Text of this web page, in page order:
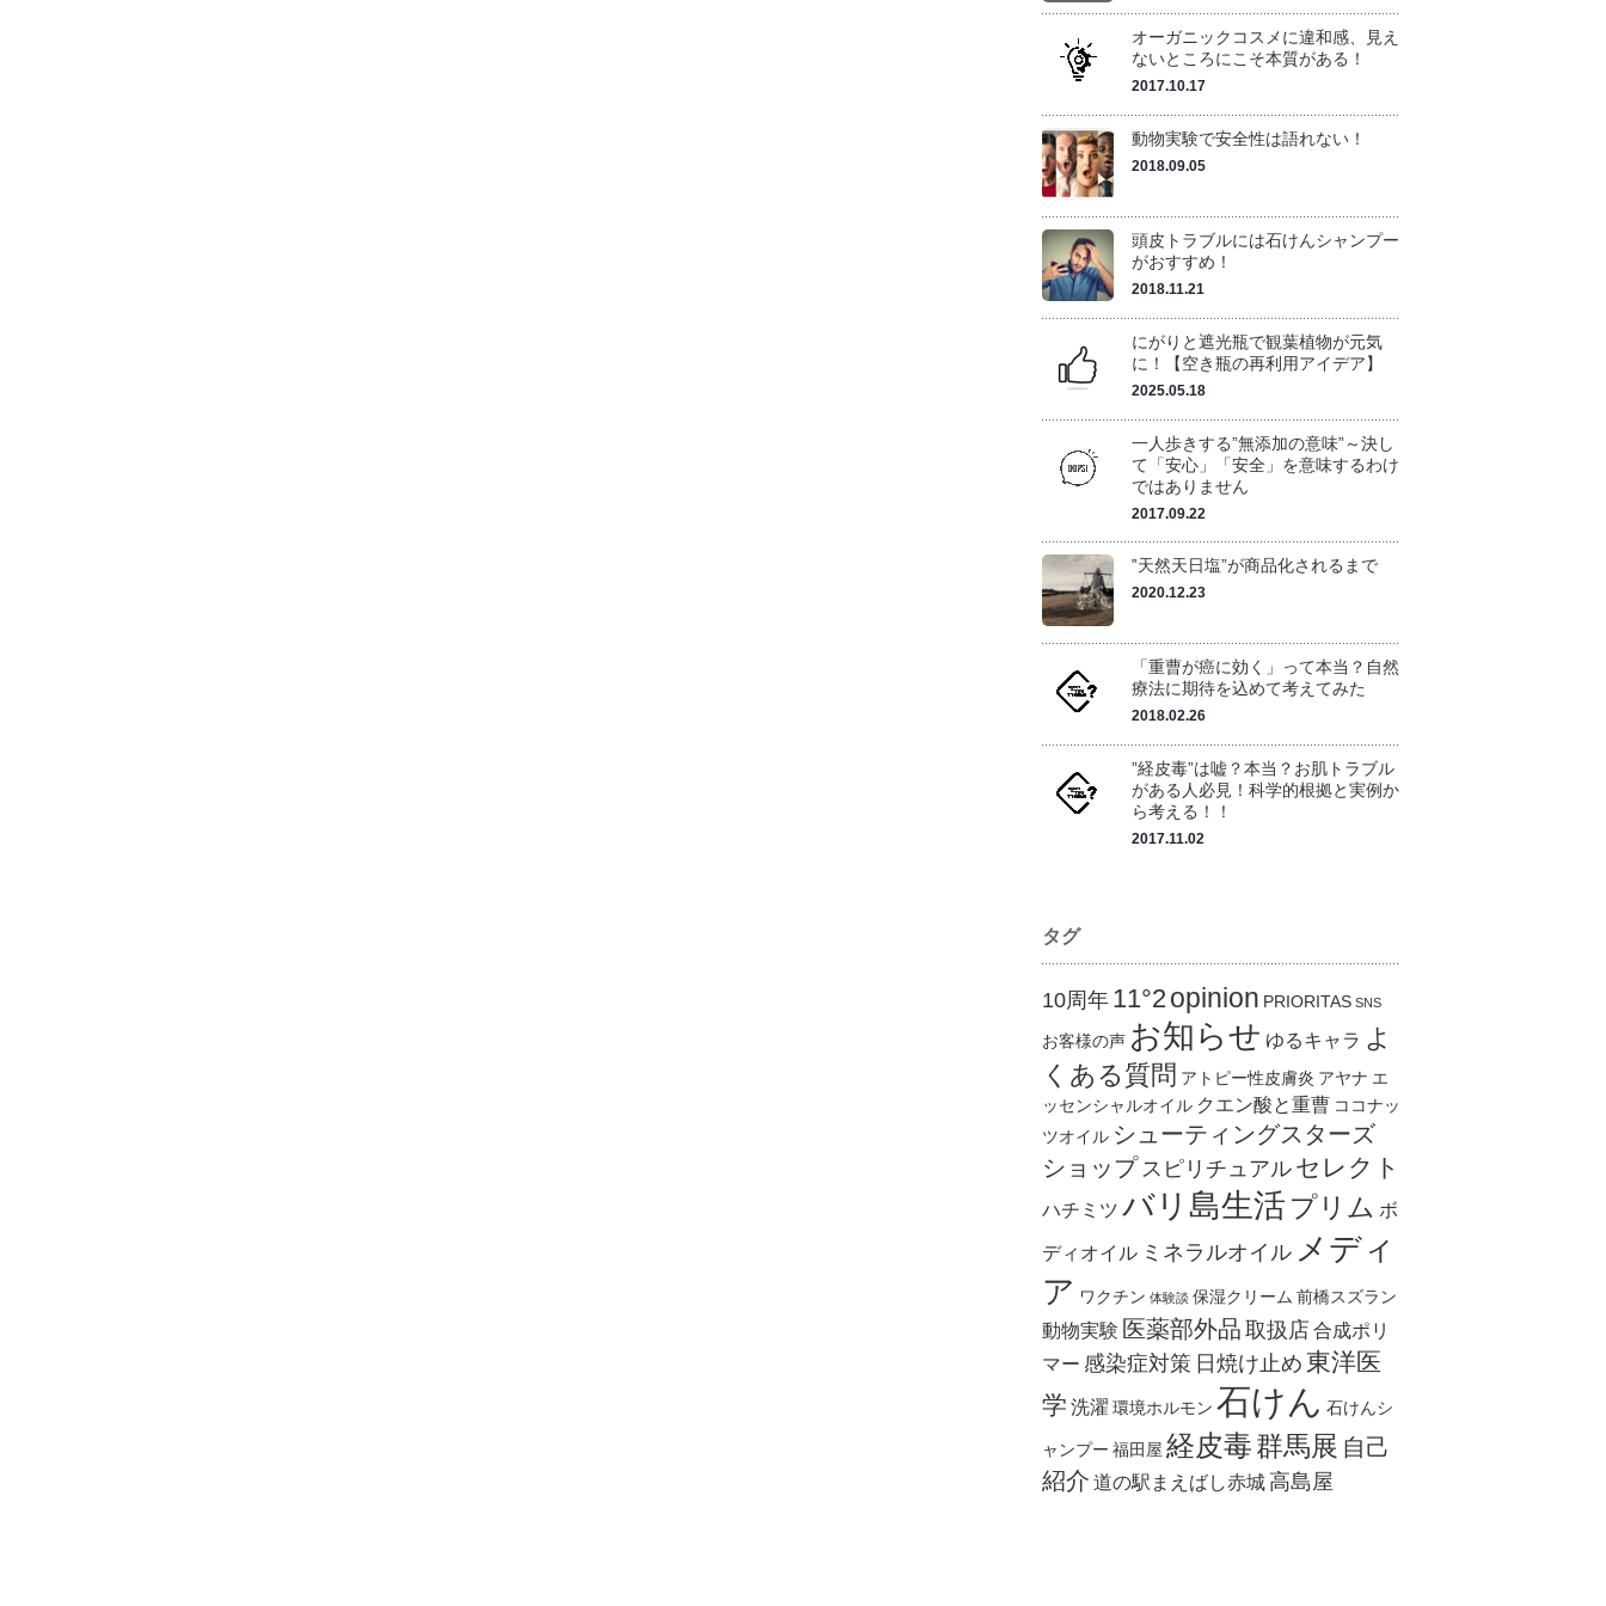
オーガニックコスメに違和感、見え
ないところにこそ本質がある！
2017.10.17
動物実験で安全性は語れない！
2018.09.05
頭皮トラブルには石けんシャンプー
がおすすめ！
2018.11.21
にがりと遮光瓶で観葉植物が元気
に！【空き瓶の再利用アイデア】
2025.05.18
一人歩きする”無添加の意味”～決し
て「安心」「安全」を意味するわけ
ではありません
2017.09.22
‟天然天日塩”が商品化されるまで
2020.12.23
「重曹が癌に効く」って本当？自然
療法に期待を込めて考えてみた
2018.02.26
”経皮毒”は嘘？本当？お肌トラブル
がある人必見！科学的根拠と実例か
ら考える！！
2017.11.02
タグ
10周年 11°2opinion PRIORITAS SNS
お客様の声 お知らせ ゆるキャラ よ
くある質問 アトピー性皮膚炎 アヤナ エ
ッセンシャルオイル クエン酸と重曹 ココナッ
ツオイル シューティングスターズ
ショップ スピリチュアル セレクト
ハチミツ バリ島生活 プリム ボ
ディオイル ミネラルオイル メディ
ア ワクチン 体験談 保湿クリーム 前橋スズラン
動物実験 医薬部外品 取扱店合成ポリ
マー 感染症対策 日焼け止め 東洋医
学 洗濯 環境ホルモン 石けん 石けんシ
ャンプー 福田屋 経皮毒群馬展 自己
紹介 道の駅まえばし赤城 高島屋